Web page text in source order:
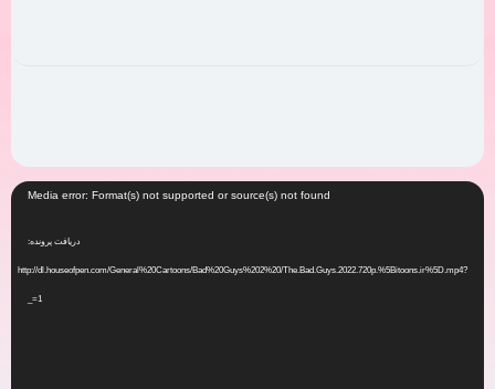
نمایشگر
Media error: Format(s) not supported or source(s) not found
دریافت پرونده:
http://dl.houseofpen.com/General%20Cartoons/Bad%20Guys%202%20/The.Bad.Guys.2022.720p.%5Bitoons.ir%5D.mp4?
_=1